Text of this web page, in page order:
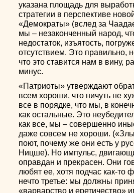
указана площадь для
стратегии в перспективе
«Демократы» (вслед за
мы – незаконченный народ,
недостаток, изъятость,
отсутствием. Это правильно,
что это ставится нам в вину,
минус.
«Патриоты» утверждают
всем хороши, что ничуть не
все в порядке, что мы, в
как остальные. Это
как все, мы – совершенно
даже совсем не хороши.
поют, почему же они есть у
Ницше). Но импульс,
оправдан и прекрасен. Они
любят ее, хотя подчас как-то
нечто третье: мы должны
«варварство и еретичество»